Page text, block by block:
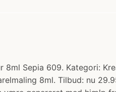
Sepia 609. Kategori:
8ml. Tilbud: nu